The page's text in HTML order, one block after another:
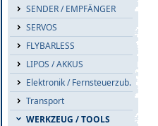
SENDER / EMPFÄNGER
SERVOS
FLYBARLESS
LIPOS / AKKUS
Elektronik / Fernsteuerzub.
Transport
WERKZEUG / TOOLS